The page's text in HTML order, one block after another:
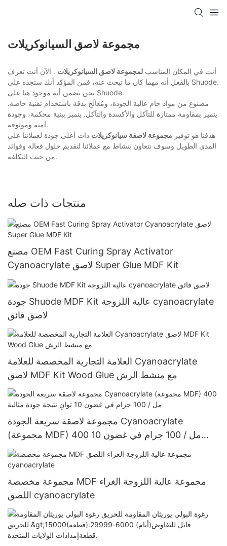
مجموعة لاصق السيانوكريلات
أنت في المكان المناسب لمجموعة لاصق السيانوكريلات . الآن أنت تعرف
بالفعل أنه مهما كان ما تبحث عنه، فمن المؤكد أنك ستجده على Shuode.
نحن نضمن أنه موجود هنا على Shuode.
مصنوع من مواد خام عالية الجودة، ومُعالَج بدقة باستخدام تقنية خاصة.
يتميز بمقاومة ممتازة للتآكل والأكسدة والتآكل. يتميز ببنية محكمة، وجودة
آمنة وموثوقة.
هدفنا هو توفير مجموعة لاصقة سيانوكريلات ذات أعلى جودة لعملائنا على
المدى الطويل وسوف نتعاون بنشاط مع عملائنا لتقديم حلول فعالة وفوائد
من حيث التكلفة.
منتجات ذات صله
مصنع OEM Fast Curing Spray Activator
Cyanoacrylate لاصق Super Glue MDF Kit
جودة Shuode MDF Kit عالية اللزوجة cyanoacrylate
لاصق فائق
العلامة التجارية المخصصة للعلامة Cyanoacrylate
لاصق MDF Kit Wood Glue مع منشط الرش
مجموعة لاصقة سريعة الجودة Cyanoacrylate
(مجموعة MDF) 400 مل / 100 جرام في غضون 10
ثوانٍ نتيجة جودة مثالية
مجموعة مخصصة MDF مجموعة عالية اللزوجة الغراء
اللصق cyanoacrylate